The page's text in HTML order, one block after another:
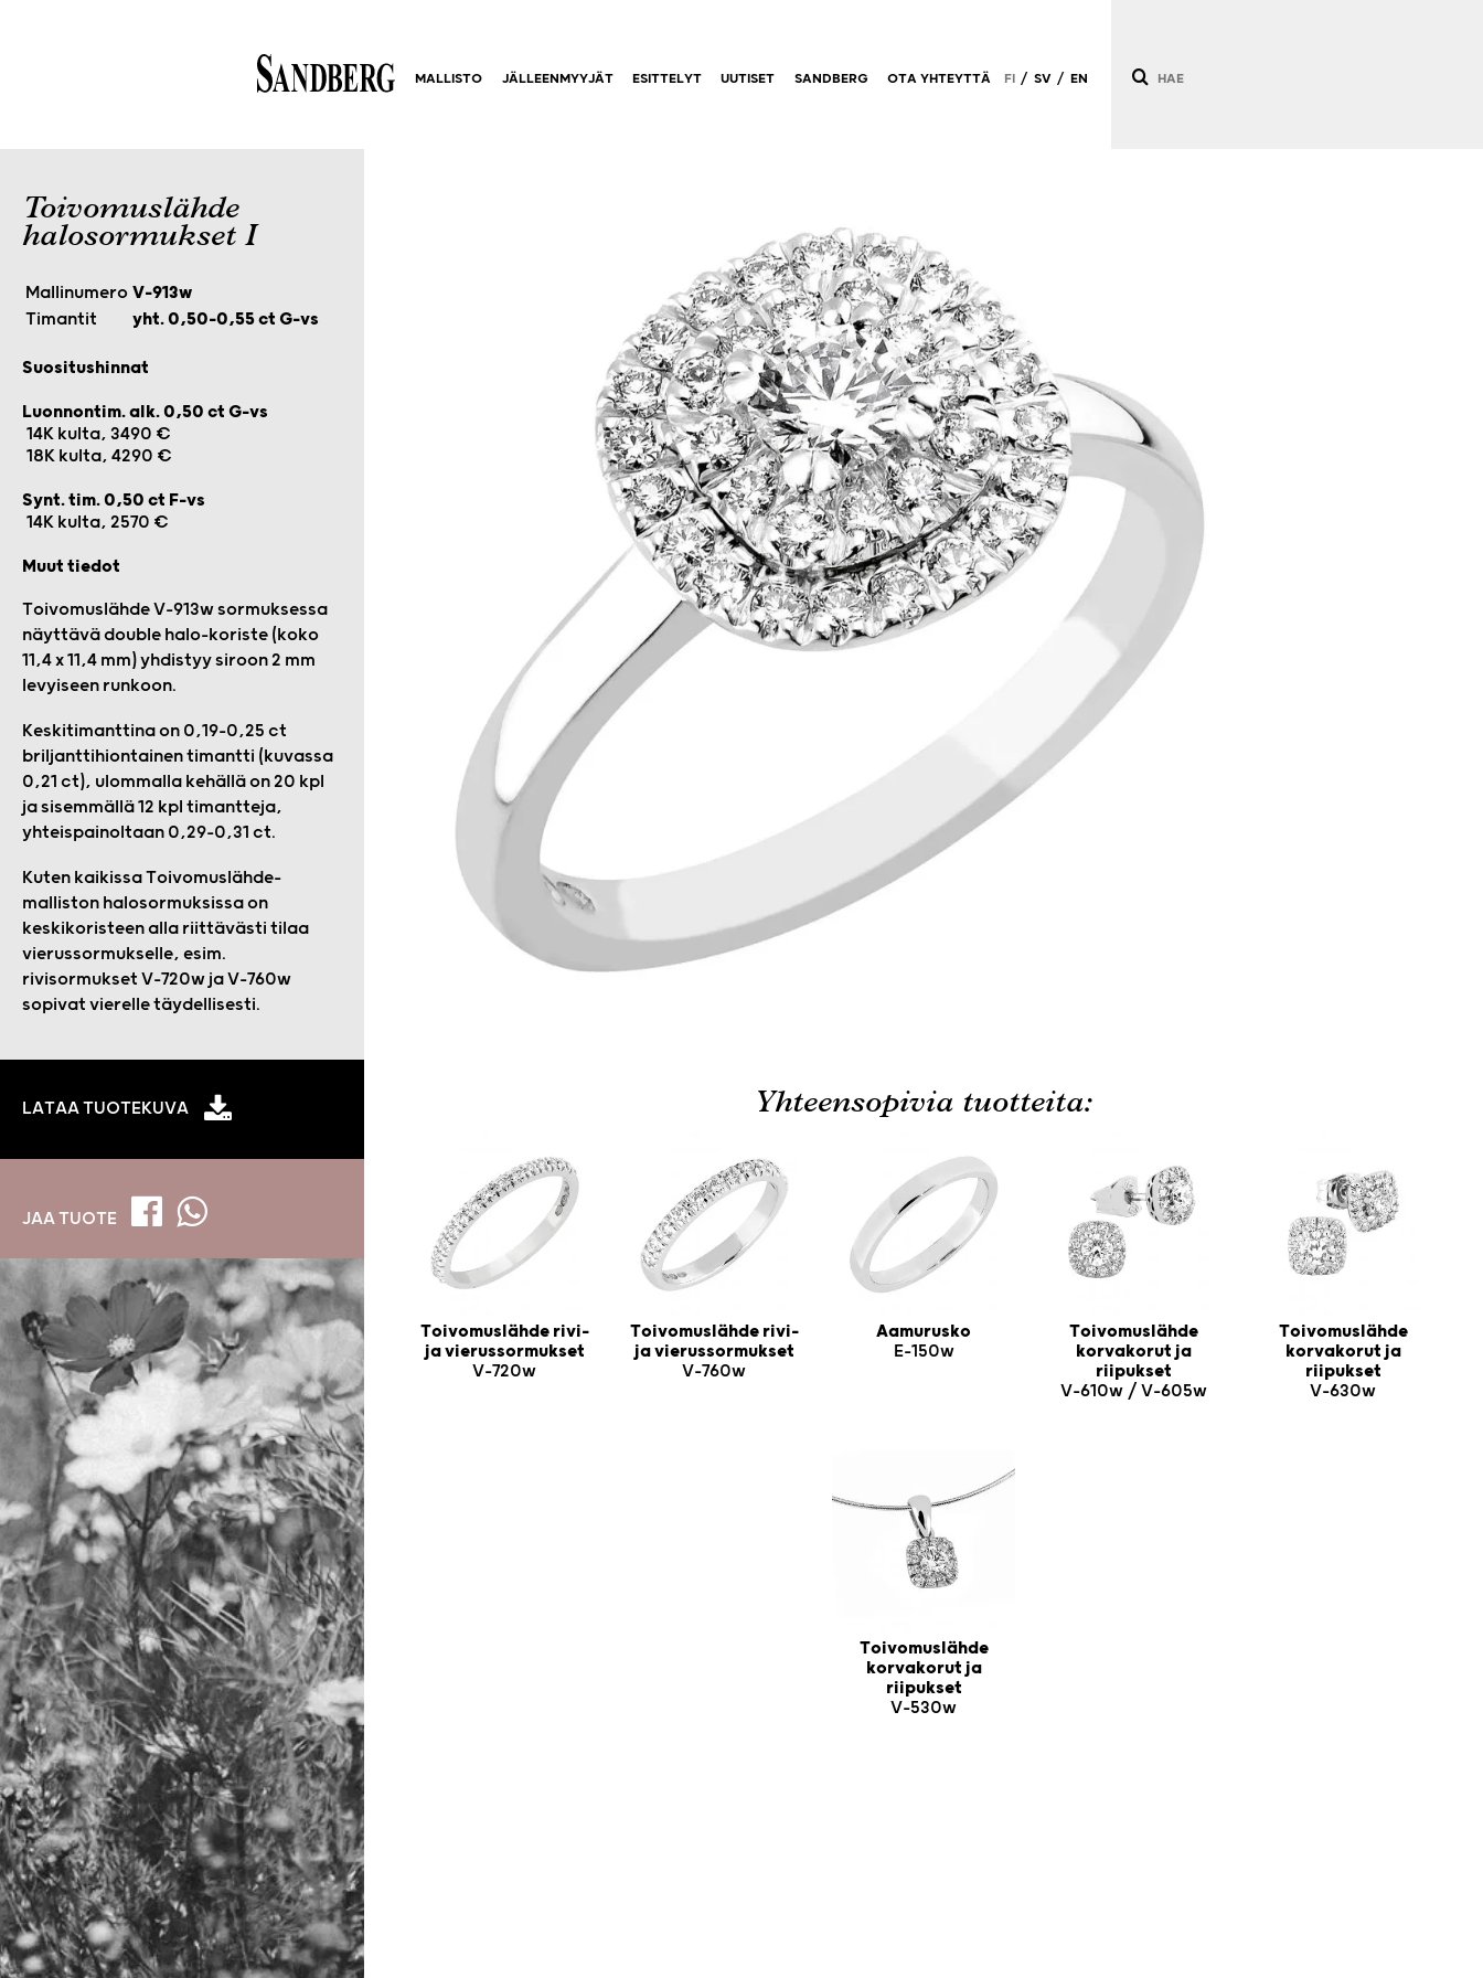
Toivomuslähde
halosormukset I
Mallinumero V-913w
Timantit
yht. 0,50–0,55 ct G-vs
Suositushinnat
Luonnontim. alk. 0,50 ct G-vs
14K kulta, 3490 €
18K kulta, 4290 €
Synt. tim. 0,50 ct F-vs
14K kulta, 2570 €
Muut tiedot
Toivomuslähde V-913w sormuksessa
näyttävä double halo-koriste (koko
11,4 x 11,4 mm) yhdistyy siroon 2 mm
levyiseen runkoon.
Keskitimanttina on 0,19–0,25 ct
briljanttihiontainen timantti (kuvassa
0,21 ct), ulommalla kehällä on 20 kpl
ja sisemmällä 12 kpl timantteja,
yhteispainoltaan 0,29–0,31 ct.
Kuten kaikissa Toivomuslähde-
malliston halosormuksissa on
keskikoristeen alla riittävästi tilaa
vierussormukselle, esim.
rivisormukset V-720w ja V-760w
sopivat vierelle täydellisesti.
LATAA TUOTEKUVA
JAA TUOTE
Yhteensopivia tuotteita:
Toivomuslähde rivi-
ja vierussormukset
V-720w
Toivomuslähde rivi-
ja vierussormukset
V-760w
Aamurusko
E-150w
Toivomuslähde
korvakorut ja
riipukset
V-610w / V-605w
Toivomuslähde
korvakorut ja
riipukset
V-630w
Toivomuslähde
korvakorut ja
riipukset
V-530w
MALLISTO JÄLLEENMYYJÄT ESITTELYT UUTISET SANDBERG OTA YHTEYTTÄ FI / SV / EN